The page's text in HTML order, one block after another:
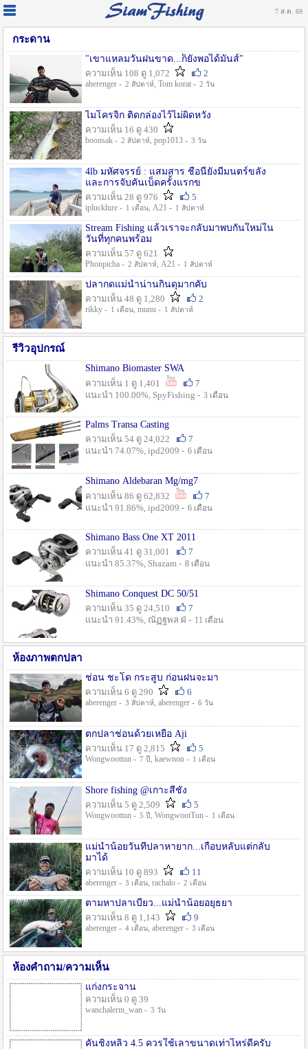
7 ส.ค. 69
กระดาน
"เขาแหลมวันฝนขาด...ก็ยังพอได้มันส์"
ความเห็น 108 ดู 1,072
2
aberenger - 2 สัปดาห์, Tom korat - 2 วัน
ไมโครจิ้ก ติดกล่องไว้ไม่ผิดหวัง
ความเห็น 16 ดู 430
boonsak - 2 สัปดาห์, pop1013 - 3 วัน
4lb มหัศจรรย์ : แสมสาร ชื่อนี้ยังมีมนตร์ขลัง
และการจับคันเบ็ดครั้งแรกข
ความเห็น 28 ดู 976
5
iplucklure - 1 เดือน, A21 - 1 สัปดาห์
Stream Fishing แล้วเราจะกลับมาพบกันใหม่ใน
วันที่ทุกคนพร้อม
ความเห็น 57 ดู 621
Phonpicha - 2 สัปดาห์, A21 - 1 สัปดาห์
ปลากดแม่น้ำน่านกินดุมากคับ
ความเห็น 48 ดู 1,280
2
rikky - 1 เดือน, munu - 1 สัปดาห์
รีวิวอุปกรณ์
Shimano Biomaster SWA
ความเห็น 1 ดู 1,401
7
แนะนำ 100.00%, SpyFishing - 3 เดือน
Palms Transa Casting
ความเห็น 54 ดู 24,022
7
แนะนำ 74.07%, ipd2009 - 6 เดือน
Shimano Aldebaran Mg/mg7
ความเห็น 86 ดู 62,832
7
แนะนำ 91.86%, ipd2009 - 6 เดือน
Shimano Bass One XT 2011
ความเห็น 41 ดู 31,001
7
แนะนำ 85.37%, Shazam - 8 เดือน
Shimano Conquest DC 50/51
ความเห็น 35 ดู 24,510
7
แนะนำ 91.43%, ณัฏฐพล ฝ่ - 11 เดือน
ห้องภาพตกปลา
ช่อน ชะโด กระสูบ ก่อนฝนจะมา
ความเห็น 6 ดู 290
6
aberenger - 3 สัปดาห์, aberenger - 6 วัน
ตกปลาช่อนด้วยเหยื่อ Aji
ความเห็น 17 ดู 2,815
5
Wongwoottun - 7 ปี , kaewnon - 1 เดือน
Shore fishing @เกาะสีชัง
ความเห็น 5 ดู 2,509
5
Wongwoottun - 5 ปี , WongwootTun - 1 เดือน
แม่น้ำน้อยวันที่ปลาหายาก...เกือบหลับแต่กลับ
มาได้
ความเห็น 10 ดู 893
11
aberenger - 3 เดือน, rachalo - 2 เดือน
ตามหาปลาเบี้ยว...แม่น้ำน้อยอยุธยา
ความเห็น 8 ดู 1,143
9
aberenger - 4 เดือน, aberenger - 3 เดือน
ห้องคำถาม/ความเห็น
แก่งกระจาน
ความเห็น 0 ดู 39
wanchalerm_wan - 3 วัน
คันชิงหลิว 4.5 ควรใช้เลาขนาดเท่าไหร่ดีครับ